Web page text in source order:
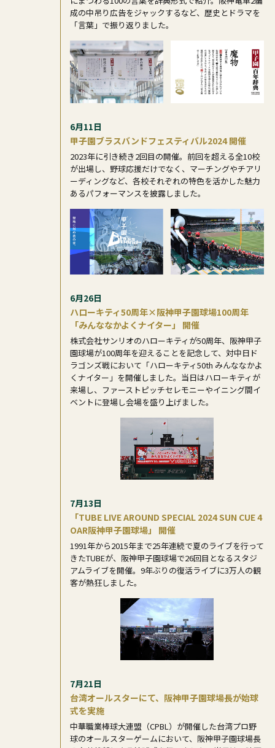
成の中吊り広告をジャックするなど、歴史とドラマを
「言葉」で振り返りました。
6月11日
甲子園ブラスバンドフェスティバル2024 開催
2023年に引き続き2回目の開催。前回を超える全10校
が出場し、野球応援だけでなく、マーチングやチアリ
ーディングなど、各校それぞれの特色を活かした魅力
あるパフォーマンスを披露しました。
6月26日
ハローキティ50周年×阪神甲子園球場100周年
「みんななかよくナイター」 開催
株式会社サンリオのハローキティが50周年、阪神甲子
園球場が100周年を迎えることを記念して、対中日ド
ラゴンズ戦において「ハローキティ50th みんななかよ
くナイター」を開催しました。当日はハローキティが
来場し、ファーストピッチセレモニーやイニング間イ
ベントに登場し会場を盛り上げました。
7月13日
「TUBE LIVE AROUND SPECIAL 2024 SUN CUE 4
OAR阪神甲子園球場」 開催
1991年から2015年まで25年連続で夏のライブを行って
きたTUBEが、阪神甲子園球場で26回目となるスタジ
アムライブを開催。9年ぶりの復活ライブに3万人の観
客が熱狂しました。
7月21日
台湾オールスターにて、阪神甲子園球場長が始球
式を実施
中華職業棒球大連盟（CPBL）が開催した台湾プロ野
球のオールスターゲームにおいて、阪神甲子園球場長